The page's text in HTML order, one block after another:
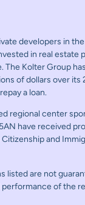
developers in
in real estate
The Kolter Group
of dollars over its
a loan.
regional center
have received
and
listed are not
of the